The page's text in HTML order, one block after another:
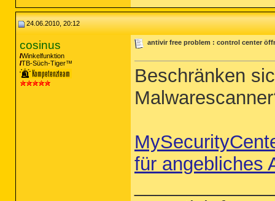
24.06.2010, 20:12
cosinus
Winkelfunktion
TB-Süch-Tiger™
antivir free problem : control center
Beschränken
für angebliches